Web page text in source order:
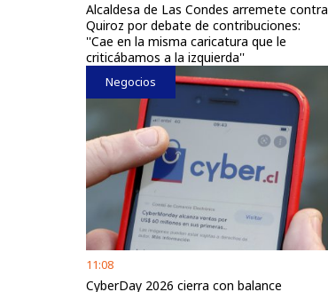
Alcaldesa de Las Condes arremete contra
Quiroz por debate de contribuciones:
''Cae en la misma caricatura que le
criticábamos a la izquierda''
Negocios
11:08
CyberDay 2026 cierra con balance